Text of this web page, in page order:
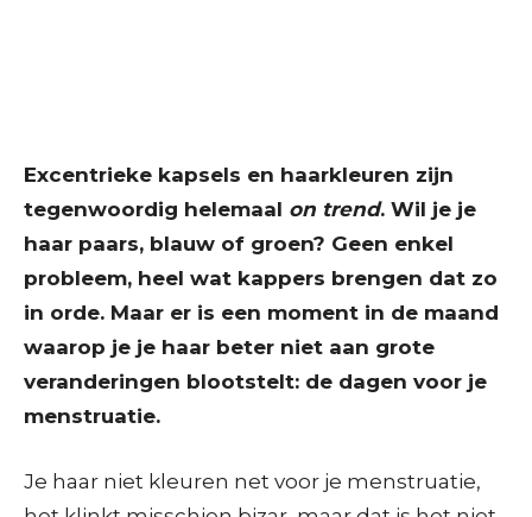
Excentrieke kapsels en haarkleuren zijn
tegenwoordig helemaal on trend. Wil je je
haar paars, blauw of groen? Geen enkel
probleem, heel wat kappers brengen dat zo
in orde. Maar er is een moment in de maand
waarop je je haar beter niet aan grote
veranderingen blootstelt: de dagen voor je
menstruatie.
Je haar niet kleuren net voor je menstruatie,